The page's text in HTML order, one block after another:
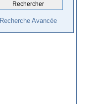
Recherche Avancée